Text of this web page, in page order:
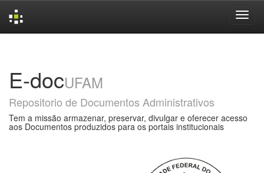
E-docUFAM
Repositorio de Documentos Administrativos
Tem a missão armazenar, preservar, divulgar e oferecer acesso
aos Documentos produzidos para os portais institucionais